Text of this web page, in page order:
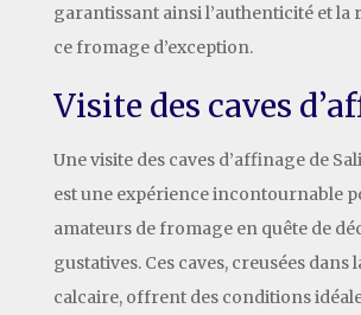
garantissant ainsi l’authenticité et la
ce fromage d’exception.
Visite des caves
Une visite des caves d’affinage de
est une expérience incontournable
amateurs de fromage en quête de
gustatives. Ces caves, creusées dans
calcaire, offrent des conditions